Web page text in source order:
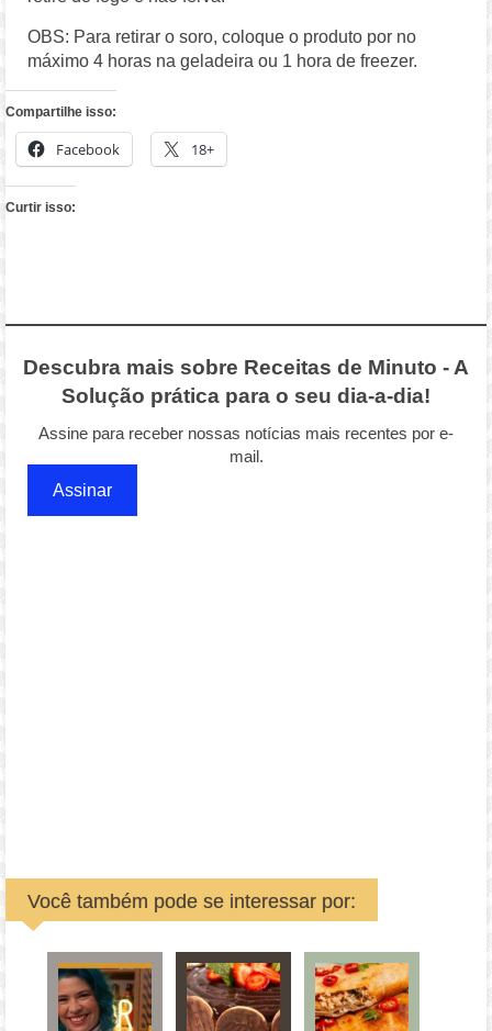
OBS: Para retirar o soro, coloque o produto por no
máximo 4 horas na geladeira ou 1 hora de freezer.
Compartilhe isso:
Facebook 18+
Curtir isso:
Descubra mais sobre Receitas de Minuto - A
Solução prática para o seu dia-a-dia!
Assine para receber nossas notícias mais recentes por e-
mail.
Assinar
Você também pode se interessar por: